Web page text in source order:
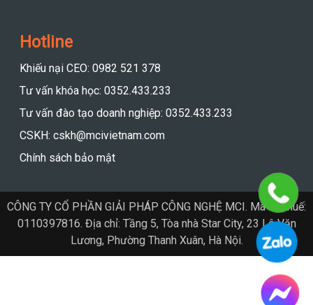
Hotline
Khiếu nại CEO: 0982 521 378
Tư vấn khóa học: 0352.433.233
Tư vấn đào tạo doanh nghiệp: 0352.433.233
CSKH: cskh@mcivietnam.com
Chính sách bảo mật
CÔNG TY CỔ PHẦN GIẢI PHÁP CÔNG NGHỆ MCI. Mã số thuế:
0110397816. Địa chỉ: Tầng 5, Tòa nhà Star City, 23 Lê Văn
Lương, Phường Thanh Xuân, Hà Nội.